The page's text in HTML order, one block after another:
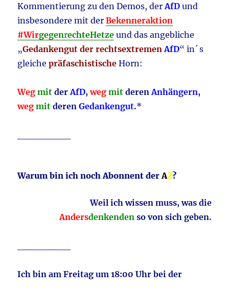
Kommentierung zu den Demos, derAfD und
insbesondere mit derBekenneraktion
#WirgegenrechteHetze und das angebliche
„Gedankengut der rechtsextremen AfD“ in´ s
gleichepräfaschistische Horn:
Wegmit derAfD,weg mit derenAnhängern,
wegmit derenGedankengut.*
Warum bin ich noch Abonnent derAZ?
Weil ich wissen muss, was die
Andersdenkenden so von sich geben.
Ich bin am Freitag um 18:00 Uhr bei der